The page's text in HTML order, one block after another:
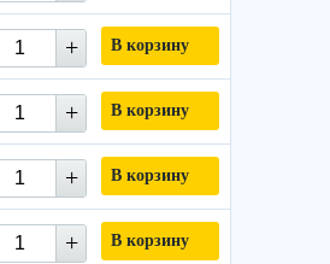
+ В корзину
+ В корзину
+ В корзину
+ В корзину